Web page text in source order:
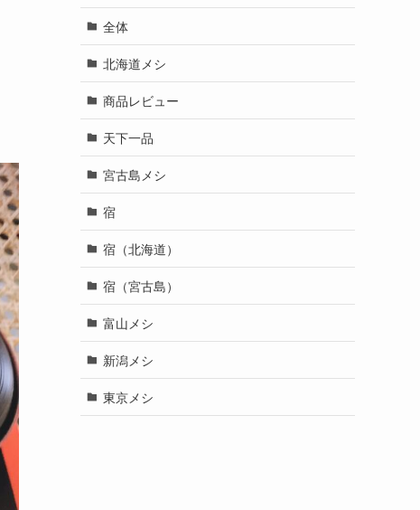
全体
北海道メシ
商品レビュー
天下一品
宮古島メシ
宿
宿（北海道）
宿（宮古島）
富山メシ
新潟メシ
東京メシ